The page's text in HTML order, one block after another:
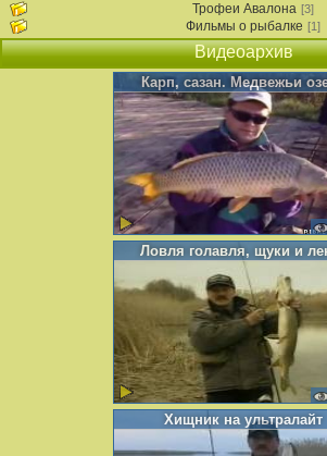
Трофеи Авалона [3]
Фильмы о рыбалке [1]
Видеоархив
Карп, сазан. Медвежьи
Ловля голавля, щуки и
Хищник на ультралайт